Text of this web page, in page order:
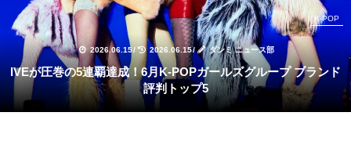
2026.06.15/ 2026.06.15/ ダンミ ニュース部
K-POP
IVEが圧巻の5連覇達成！6月K-POPガールズグループ ブランド
評判トップ5